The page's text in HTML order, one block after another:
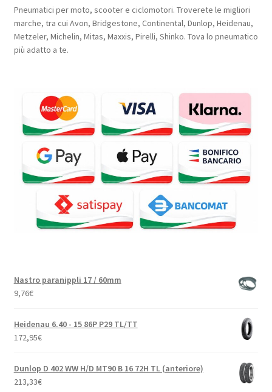
Pneumatici per moto, scooter e ciclomotori. Troverete le migliori
marche, tra cui Avon, Bridgestone, Continental, Dunlop, Heidenau,
Metzeler, Michelin, Mitas, Maxxis, Pirelli, Shinko. Tova lo pneumatico
più adatto a te.
Nastro paranippli 17 / 60mm
9,76€
Heidenau 6.40 - 15 86P P29 TL/TT
172,95€
Dunlop D 402 WW H/D MT90 B 16 72H TL (anteriore)
213,33€